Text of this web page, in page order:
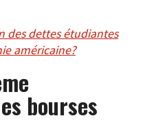
des dettes étudiantes
américaine?
bourses